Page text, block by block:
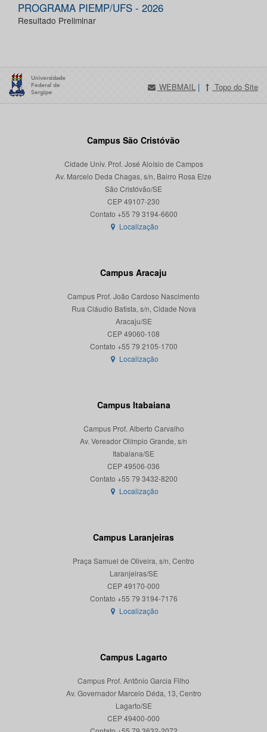
PROGRAMA PIEMP/UFS - 2026
Resultado Preliminar
WEBMAIL | Topo do Site
Campus São Cristóvão
Cidade Univ. Prof. José Aloísio de Campos
Av. Marcelo Deda Chagas, s/n, Bairro Rosa Elze
São Cristóvão/SE
CEP 49107-230
Localização
Campus Aracaju
Campus Prof. João Cardoso Nascimento
Rua Cláudio Batista, s/n, Cidade Nova
Aracaju/SE
CEP 49060-108
Localização
Campus Itabaiana
Campus Prof. Alberto Carvalho
Av. Vereador Olímpio Grande, s/n
Itabaiana/SE
CEP 49506-036
Localização
Campus Laranjeiras
Praça Samuel de Oliveira, s/n, Centro
Laranjeiras/SE
CEP 49170-000
Localização
Campus Lagarto
Campus Prof. Antônio Garcia Filho
Av. Governador Marcelo Déda, 13, Centro
Lagarto/SE
CEP 49400-000